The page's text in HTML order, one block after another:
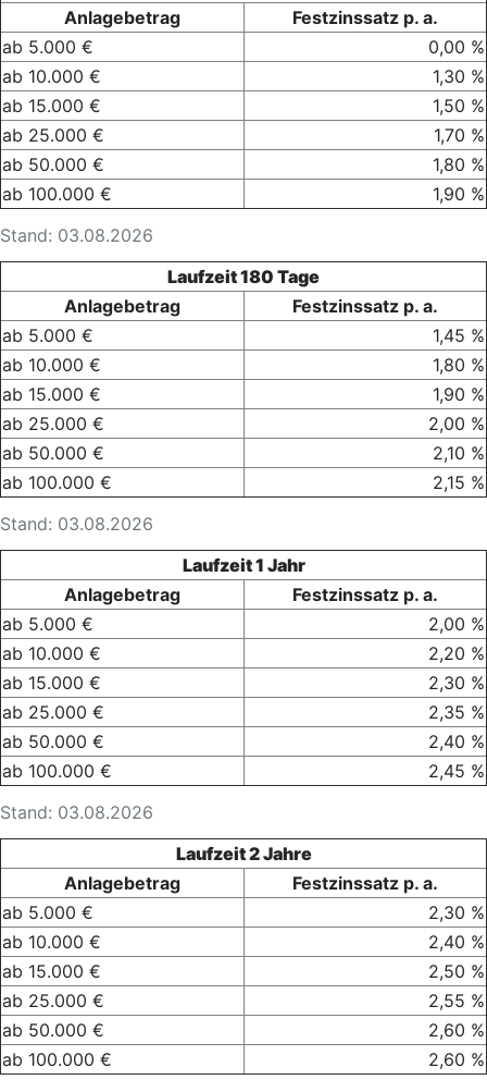
Stand: 03.08.2026
Anlagebetrag
Festzinssatz p. a.
ab 5.000 €
0,00 %
ab 10.000 €
1,30 %
ab 15.000 €
1,50 %
ab 25.000 €
1,70 %
ab 50.000 €
1,80 %
ab 100.000 €
1,90 %
Stand: 03.08.2026
Laufzeit 180 Tage
Anlagebetrag
Festzinssatz p. a.
ab 5.000 €
1,45 %
ab 10.000 €
1,80 %
ab 15.000 €
1,90 %
ab 25.000 €
2,00 %
ab 50.000 €
2,10 %
ab 100.000 €
2,15 %
Stand: 03.08.2026
Laufzeit 1 Jahr
Anlagebetrag
Festzinssatz p. a.
ab 5.000 €
2,00 %
ab 10.000 €
2,20 %
ab 15.000 €
2,30 %
ab 25.000 €
2,35 %
ab 50.000 €
2,40 %
ab 100.000 €
2,45 %
Laufzeit 2 Jahre
Anlagebetrag
Festzinssatz p. a.
ab 5.000 €
2,30 %
ab 10.000 €
2,40 %
ab 15.000 €
2,50 %
ab 25.000 €
2,55 %
ab 50.000 €
2,60 %
ab 100.000 €
2,60 %